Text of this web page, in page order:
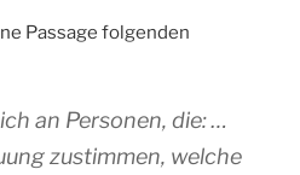
Passage folgenden
an Personen, die: …
zustimmen, welche